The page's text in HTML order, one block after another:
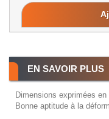
EN SAVOIR PLUS
Dimensions exprimées
Bonne aptitude à la